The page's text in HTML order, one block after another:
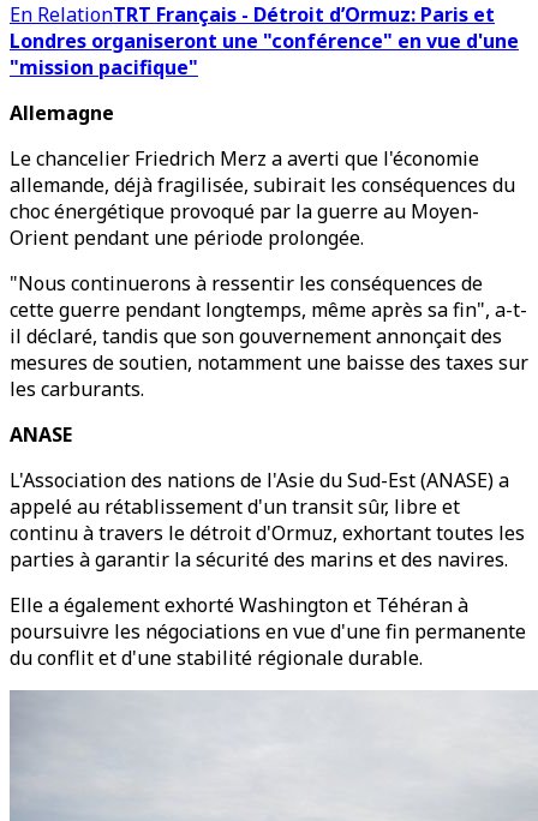
En RelationTRT Français - Détroit d’Ormuz: Paris et
Londres organiseront une "conférence" en vue d'une
"mission pacifique"
Allemagne
Le chancelier Friedrich Merz a averti que l'économie
allemande, déjà fragilisée, subirait les conséquences du
choc énergétique provoqué par la guerre au Moyen-
Orient pendant une période prolongée.
"Nous continuerons à ressentir les conséquences de
cette guerre pendant longtemps, même après sa fin", a-t-
il déclaré, tandis que son gouvernement annonçait des
mesures de soutien, notamment une baisse des taxes sur
les carburants.
ANASE
L'Association des nations de l'Asie du Sud-Est (ANASE) a
appelé au rétablissement d'un transit sûr, libre et
continu à travers le détroit d'Ormuz, exhortant toutes les
parties à garantir la sécurité des marins et des navires.
Elle a également exhorté Washington et Téhéran à
poursuivre les négociations en vue d'une fin permanente
du conflit et d'une stabilité régionale durable.